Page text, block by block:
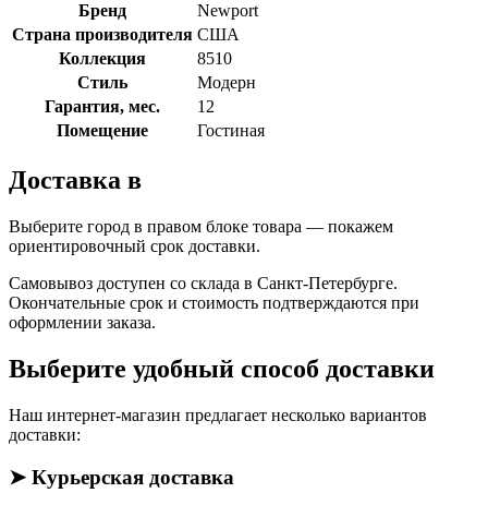
Бренд
Newport
Страна производителя США
Коллекция
8510
Стиль
Модерн
Гарантия, мес.
12
Помещение
Гостиная
Доставка в
Выберите город в правом блоке товара — покажем
ориентировочный срок доставки.
Самовывоз доступен со склада в Санкт-Петербурге.
Окончательные срок и стоимость подтверждаются при
оформлении заказа.
Выберите удобный способ доставки
Наш интернет-магазин предлагает несколько вариантов
доставки:
➤ Курьерская доставка